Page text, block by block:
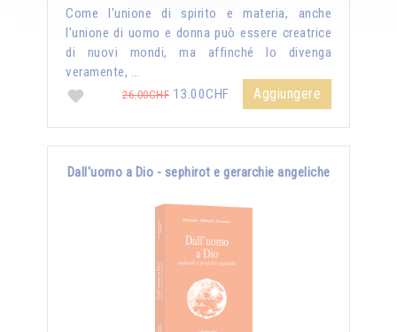
Come l'unione di spirito e materia, anche
l'unione di uomo e donna può essere creatrice
di nuovi mondi, ma affinché lo divenga
veramente, …
26.00CHF 13.00CHF Aggiungere
Dall'uomo a Dio - sephirot e gerarchie angeliche